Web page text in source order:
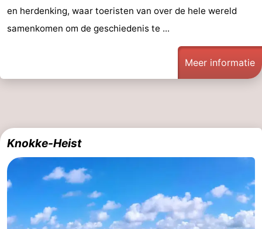
Het
Knokke-
-
Oostende
-
Middelkerke
-
Contact
en herdenking, waar toeristen van over de hele wereld
samenkomen om de geschiedenis te ...
Meer informatie
Knokke-Heist